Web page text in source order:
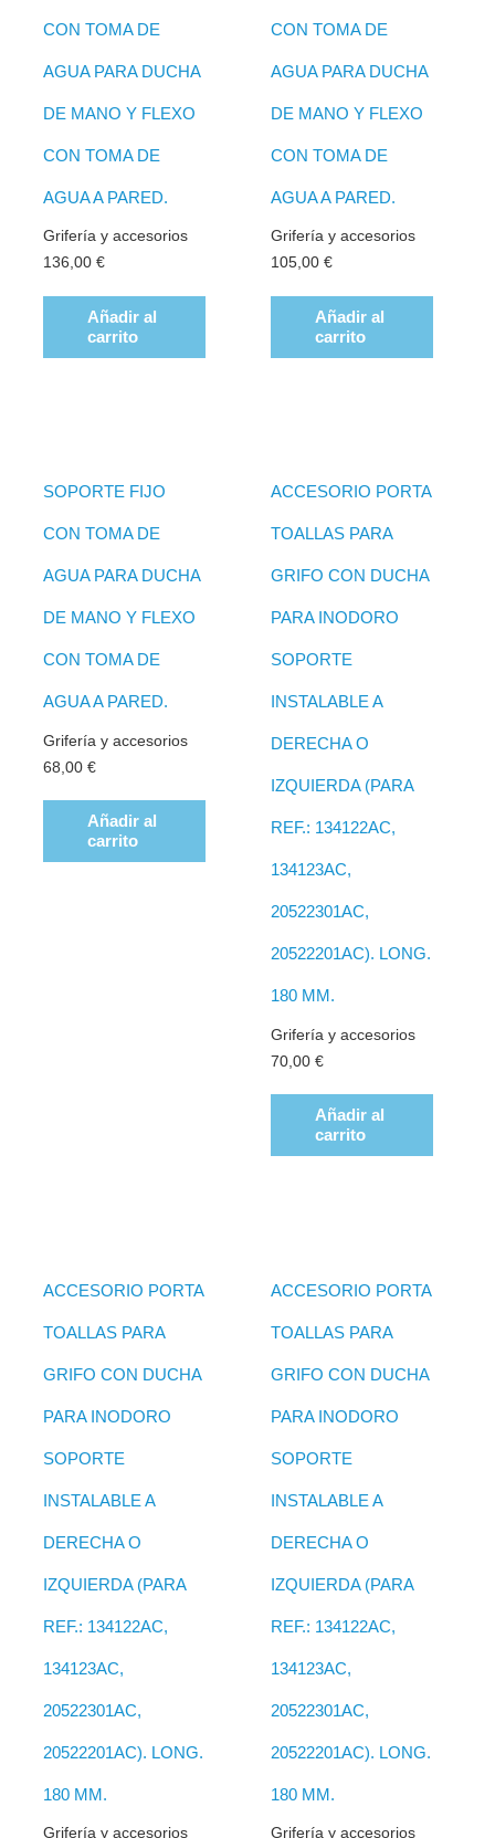
CON TOMA DE
AGUA PARA DUCHA
DE MANO Y FLEXO
CON TOMA DE
AGUA A PARED.
Grifería y accesorios
136,00€
Añadir al
carrito
CON TOMA DE
AGUA PARA DUCHA
DE MANO Y FLEXO
CON TOMA DE
AGUA A PARED.
Grifería y accesorios
105,00 €
Añadir al
carrito
SOPORTE FIJO
CON TOMA DE
AGUA PARA DUCHA
DE MANO Y FLEXO
CON TOMA DE
AGUA A PARED.
Grifería y accesorios
68,00€
Añadir al
carrito
ACCESORIO PORTA
TOALLAS PARA
GRIFO CON DUCHA
PARA INODORO
SOPORTE
INSTALABLE A
DERECHA O
IZQUIERDA (PARA
REF.: 134122AC,
134123AC,
20522301AC,
20522201AC). LONG.
180 MM.
Grifería y accesorios
70,00 €
Añadir al
carrito
ACCESORIO PORTA
TOALLAS PARA
GRIFO CON DUCHA
PARA INODORO
SOPORTE
INSTALABLE A
DERECHA O
IZQUIERDA (PARA
REF.: 134122AC,
134123AC,
20522301AC,
20522201AC). LONG.
180 MM.
Grifería y accesorios
ACCESORIO PORTA
TOALLAS PARA
GRIFO CON DUCHA
PARA INODORO
SOPORTE
INSTALABLE A
DERECHA O
IZQUIERDA (PARA
REF.: 134122AC,
134123AC,
20522301AC,
20522201AC). LONG.
180 MM.
Grifería y accesorios